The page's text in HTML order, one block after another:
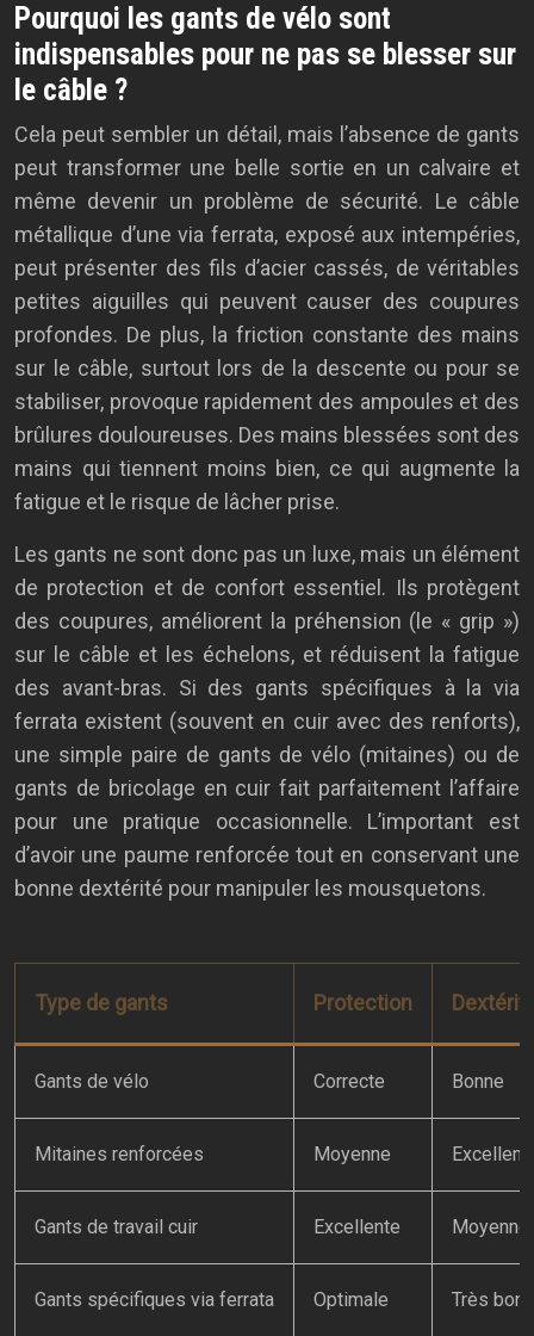
Pourquoi les gants de vélo sont
indispensables pour ne pas se blesser sur
le câble ?
Cela peut sembler un détail, mais l’absence de gants
peut transformer une belle sortie en un calvaire et
même devenir un problème de sécurité. Le câble
métallique d’une via ferrata, exposé aux intempéries,
peut présenter des fils d’acier cassés, de véritables
petites aiguilles qui peuvent causer des coupures
profondes. De plus, la friction constante des mains
sur le câble, surtout lors de la descente ou pour se
stabiliser, provoque rapidement des ampoules et des
brûlures douloureuses. Des mains blessées sont des
mains qui tiennent moins bien, ce qui augmente la
fatigue et le risque de lâcher prise.
Les gants ne sont donc pas un luxe, mais un élément
de protection et de confort essentiel. Ils protègent
des coupures, améliorent la préhension (le « grip »)
sur le câble et les échelons, et réduisent la fatigue
des avant-bras. Si des gants spécifiques à la via
ferrata existent (souvent en cuir avec des renforts),
une simple paire de gants de vélo (mitaines) ou de
gants de bricolage en cuir fait parfaitement l’affaire
pour une pratique occasionnelle. L’important est
d’avoir une paume renforcée tout en conservant une
bonne dextérité pour manipuler les mousquetons.
Type de gants Protection
Gants de vélo Correcte Bonne
Mitaines renforcées Moyenne
Gants de travail cuir Excellente Moyenne
Gants spécifiques via ferrata Optimale Très